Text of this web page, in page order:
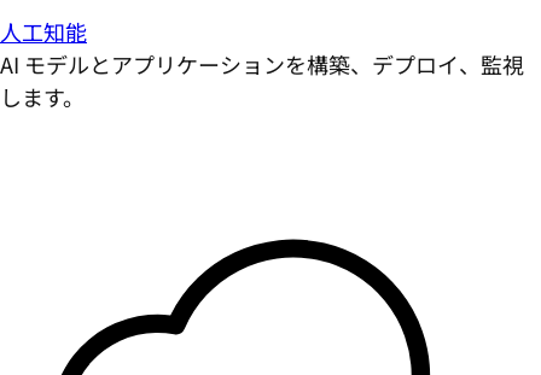
人工知能
AI モデルとアプリケーションを構築、デプロイ、監視
します。